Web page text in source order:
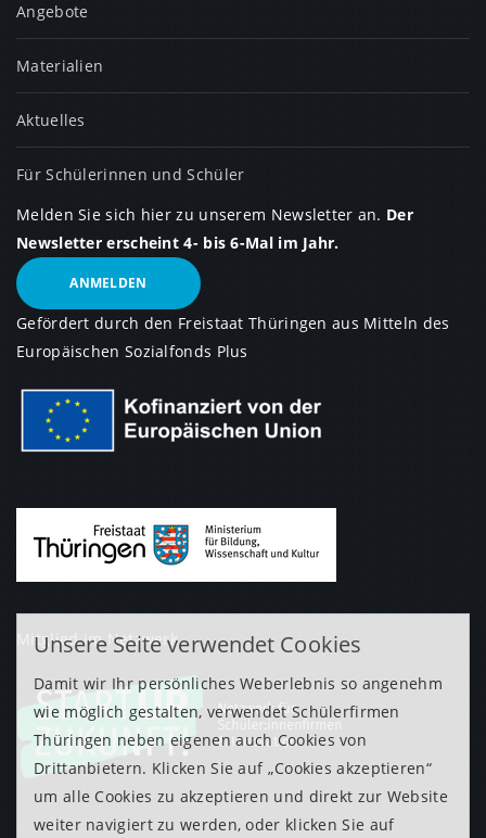
Angebote
Materialien
Aktuelles
Für Schülerinnen und Schüler
Melden Sie sich hier zu unserem Newsletter an. Der
Newsletter erscheint 4- bis 6-Mal im Jahr.
ANMELDEN
Gefördert durch den Freistaat Thüringen aus Mitteln des
Europäischen Sozialfonds Plus
Mitglied im Netzwerk
Unsere Seite verwendet Cookies
Damit wir Ihr persönliches Weberlebnis so angenehm
wie möglich gestalten, verwendet Schülerfirmen
Thüringen neben eigenen auch Cookies von
Drittanbietern. Klicken Sie auf „Cookies akzeptieren“
um alle Cookies zu akzeptieren und direkt zur Website
weiter navigiert zu werden, oder klicken Sie auf